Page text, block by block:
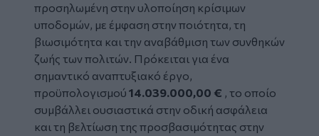
προσηλωμένη στην υλοποίηση κρίσιμων
υποδομών, με έμφαση στην ποιότητα, τη
βιωσιμότητα και την αναβάθμιση των συνθηκών
ζωής των πολιτών. Πρόκειται για ένα
σημαντικό αναπτυξιακό έργο,
προϋπολογισμού 14.039.000,00 € , το οποίο
συμβάλλει ουσιαστικά στην οδική ασφάλεια
και τη βελτίωση της προσβασιμότητας στην